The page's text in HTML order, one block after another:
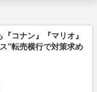
コナン』『マリオ』
”転売横行で対策求め